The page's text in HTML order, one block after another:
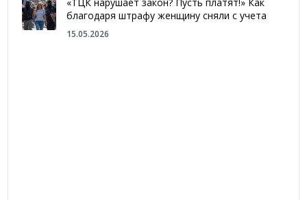
благодаря штрафу женщину сняли с учета
15.05.2026